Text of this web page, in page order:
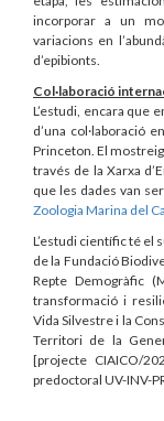
incorporar a un
variacions en
d’epibionts.
Col·laboració
L’estudi, encara que
d’una col·laboració
Princeton. El
través de la Xarxa
que les dades van
Zoologia Marina del
L’estudi científic té el
de la Fundació
Repte Demogràfic
transformació i
Vida Silvestre i la
Territori de la
[projecte CIAICO/
predoctoral UV-INV-